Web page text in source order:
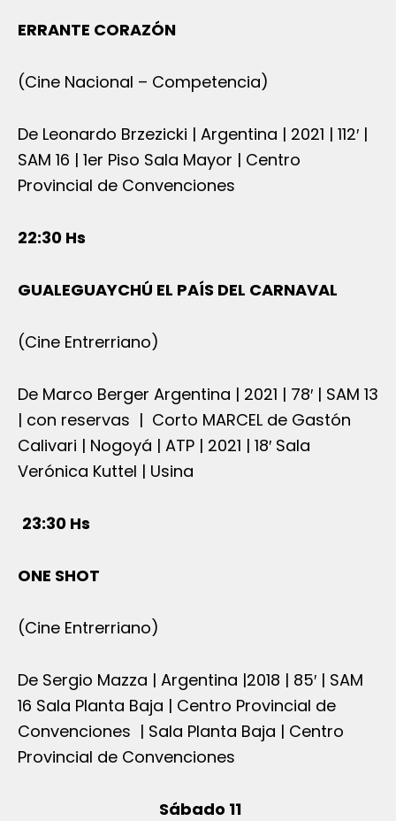
ERRANTE CORAZÓN
(Cine Nacional – Competencia)
De Leonardo Brzezicki | Argentina | 2021 | 112′ |
SAM 16 | 1er Piso Sala Mayor | Centro
Provincial de Convenciones
22:30 Hs
GUALEGUAYCHÚ EL PAÍS DEL CARNAVAL
(Cine Entrerriano)
De Marco Berger Argentina | 2021 | 78′ | SAM 13
| con reservas | Corto MARCEL de Gastón
Calivari | Nogoyá | ATP | 2021 | 18′ Sala
Verónica Kuttel | Usina
23:30 Hs
ONE SHOT
(Cine Entrerriano)
De Sergio Mazza | Argentina |2018 | 85′ | SAM
16 Sala Planta Baja | Centro Provincial de
Convenciones | Sala Planta Baja | Centro
Provincial de Convenciones
Sábado 11